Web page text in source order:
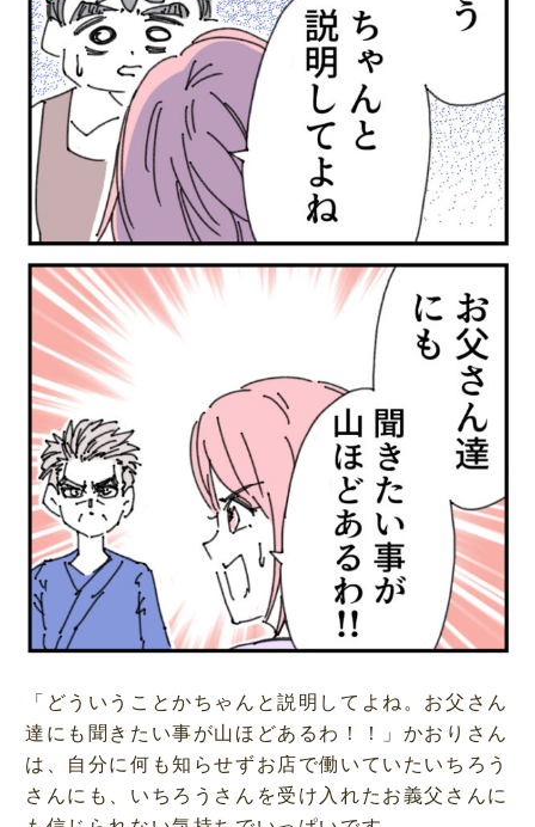
「どういうことかちゃんと説明してよね。お父さん
達にも聞きたい事が山ほどあるわ！！」かおりさん
は、自分に何も知らせずお店で働いていたいちろう
さんにも、いちろうさんを受け入れたお義父さんに